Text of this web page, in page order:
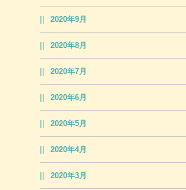
2020年9月
2020年8月
2020年7月
2020年6月
2020年5月
2020年4月
2020年3月